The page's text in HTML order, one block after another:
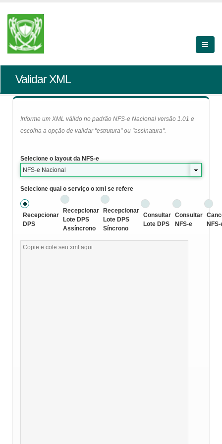
Validar XML
Informe um XML válido no padrão NFS-e Nacional versão 1.01 e
escolha a opção de validar "estrutura" ou "assinatura".
Selecione o layout da NFS-e
NFS-e Nacional
Selecione qual o serviço o xml se refere
Recepcionar
DPS
Recepcionar
Lote DPS
Assíncrono
Recepcionar
Lote DPS
Síncrono
Consultar
Lote DPS
Consultar
NFS-e
NFS-